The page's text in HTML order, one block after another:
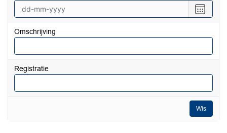
vanaf
een
tot
met
Omschrijving
Registratie
Wis